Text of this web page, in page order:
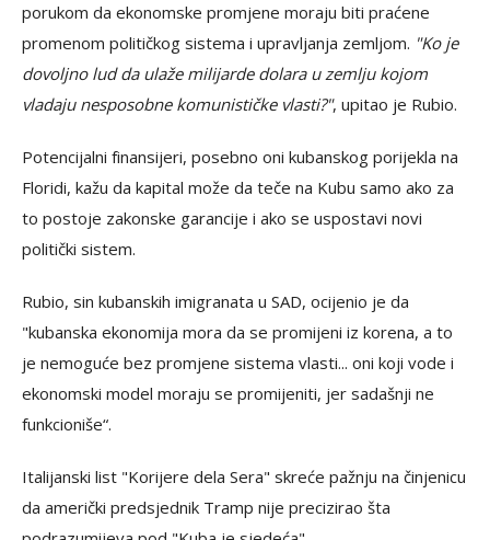
porukom da ekonomske promjene moraju biti praćene
promenom političkog sistema i upravljanja zemljom. "Ko je
dovoljno lud da ulaže milijarde dolara u zemlju kojom
vladaju nesposobne komunističke vlasti?", upitao je Rubio.
Potencijalni finansijeri, posebno oni kubanskog porijekla na
Floridi, kažu da kapital može da teče na Kubu samo ako za
to postoje zakonske garancije i ako se uspostavi novi
politički sistem.
Rubio, sin kubanskih imigranata u SAD, ocijenio je da
"kubanska ekonomija mora da se promijeni iz korena, a to
je nemoguće bez promjene sistema vlasti... oni koji vode i
ekonomski model moraju se promijeniti, jer sadašnji ne
funkcioniše“.
Italijanski list "Korijere dela Sera" skreće pažnju na činjenicu
da američki predsjednik Tramp nije precizirao šta